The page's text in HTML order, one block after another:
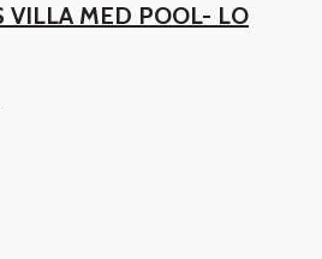
VILLA MED POOL- LO